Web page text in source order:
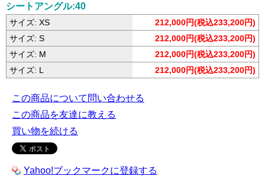
シートアングル:40
サイズ: XS
212,000円(税込233,200円)
サイズ: S
212,000円(税込233,200円)
サイズ: M
212,000円(税込233,200円)
サイズ: L
212,000円(税込233,200円)
この商品について問い合わせる
この商品を友達に教える
買い物を続ける
Yahoo!ブックマークに登録する